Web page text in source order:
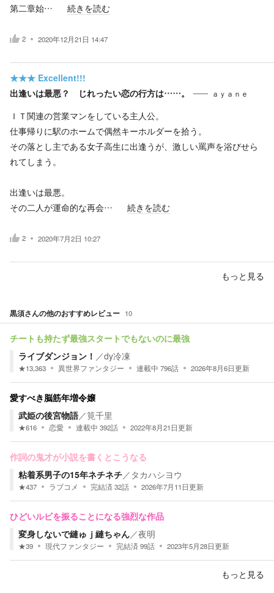
第二章始…
続きを読む
2 2020年12月21日 14:47
★★★ Excellent!!!
出逢いは最悪？ じれったい恋の行方は……。
ａｙａｎｅ
ＩＴ関連の営業マンをしている主人公。
仕事帰りに駅のホームで偶然キーホルダーを拾う。
その落とし主である女子高生に出逢うが、激しい罵声を浴びせら
れてしまう。
出逢いは最悪。
その二人が運命的な再会…
続きを読む
2 2020年7月2日 10:27
もっと見る
黒須さんの他のおすすめレビュー 10
チートも持たず最強スタートでもないのに最強
ライブダンジョン！ ／dy冷凍
★13,363 異世界ファンタジー 連載中 796話 2026年8月6日更新
愛すべき脳筋年増令嬢
武姫の後宮物語／筧千里
★616 恋愛 連載中 392話 2022年8月21日更新
作詞の鬼才が小説を書くとこうなる
粘着系男子の15年ネチネチ／ タカハシヨウ
★437 ラブコメ 完結済32話 2026年7月11日更新
ひどいルビを振ることになる強烈な作品
変身しないで縺ゅｊ縺ちゃん／夜明
★39 現代ファンタジー 完結済99話 2023年5月28日更新
もっと見る